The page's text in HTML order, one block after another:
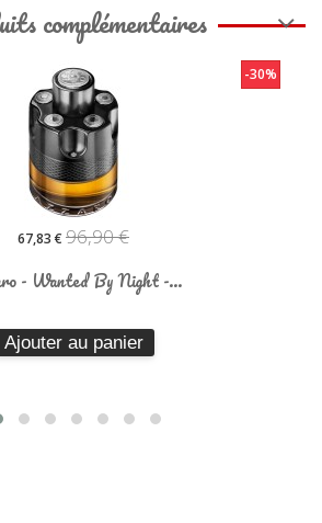
complémentaires
67,83 € 96,90 €
-30%
- Wanted By Night -...
Ajouter au panier